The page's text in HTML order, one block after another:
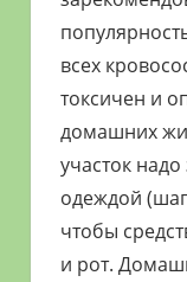
всех
токсичен и
домашних
участок
одеждой
чтобы
и рот.